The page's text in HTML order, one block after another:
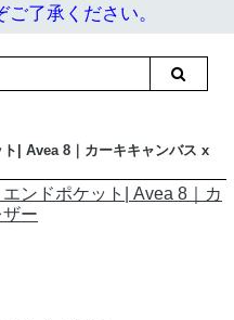
了承ください。
| Avea 8｜カーキキャンバス x
ンドポケット| Avea 8｜カ
ー